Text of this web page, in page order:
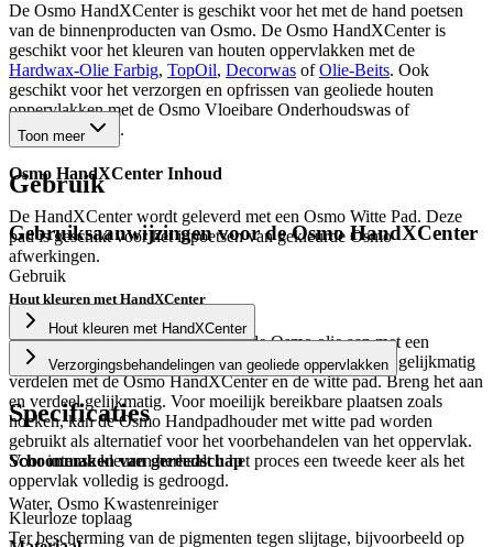
De Osmo HandXCenter is geschikt voor het met de hand poetsen
van de binnenproducten van Osmo. De Osmo HandXCenter is
geschikt voor het kleuren van houten oppervlakken met de
Hardwax-Olie Farbig, TopOil, Decorwas ofOlie-Beits. Ook
geschikt voor het verzorgen en opfrissen van geoliede houten
oppervlakken met de Osmo Vloeibare Onderhoudswas of
Onderhoudsolie.
Osmo HandXCenter Inhoud
De HandXCenter wordt geleverd met een Osmo Witte Pad. Deze
pad is geschikt voor het inpoetsen van gekleurde Osmo
afwerkingen.
Hout kleuren met HandXCenter
Breng een zeer dunne laag gekleurde Osmo olie aan met een
microvezelroller kwastof pluisvrije doek. Direct daarna gelijkmatig
verdelen met de Osmo HandXCenter en de witte pad. Breng het aan
en verdeel gelijkmatig. Voor moeilijk bereikbare plaatsen zoals
hoeken, kan de Osmo Handpadhouder met witte pad worden
gebruikt als alternatief voor het voorbehandelen van het oppervlak.
Voor intense kleuren herhaalt u het proces een tweede keer als het
oppervlak volledig is gedroogd.
Kleurloze toplaag
Ter bescherming van de pigmenten tegen slijtage, bijvoorbeeld op
Toon meer
Gebruik
Gebruiksaanwijzingen voor deOsmo HandXCenter
Gebruik
Hout kleuren met HandXCenter
Verzorgingsbehandelingen van geoliede oppervlakken
Specificaties
Schoonmaken van gereedschap
Water, Osmo Kwastenreiniger